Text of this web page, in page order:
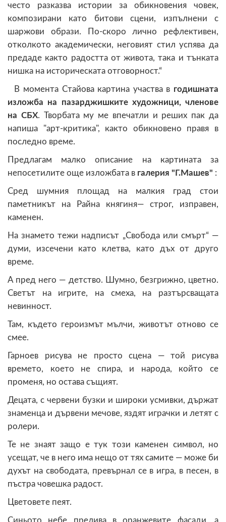
често разказва истории за обикновения човек,
композирани като битови сцени, изпълнени с
шаржови образи. По-скоро лично рефлективен,
отколкото академически, неговият стил успява да
предаде както радостта от живота, така и тънката
нишка на историческата отговорност.“
В момента Стайова картина участва в годишната
изложба на пазарджишките художници, членове
на СБХ. Творбата му ме впечатли и реших пак да
напиша "арт-критика", както обикновено правя в
последно време.
Предлагам малко описание на картината за
непосетилите още изложбата в галерия "Г.Машев" :
Сред шумния площад на малкия град стои
паметникът на Райна княгиня— строг, изправен,
каменен.
На знамето тежи надписът „Свобода или смърт“ —
думи, изсечени като клетва, като дъх от друго
време.
А пред него — детство. Шумно, безгрижно, цветно.
Светът на игрите, на смеха, на разтърсващата
невинност.
Там, където героизмът мълчи, животът отново се
смее.
Гарноев рисува не просто сцена — той рисува
времето, което не спира, и народа, който се
променя, но остава същият.
Децата, с червени бузки и широки усмивки, държат
знаменца и дървени мечове, яздят играчки и летят с
ролери.
Те не знаят защо е тук този каменен символ, но
усещат, че в него има нещо от тях самите — може би
духът на свободата, превърнал се в игра, в песен, в
пъстра човешка радост.
Цветовете пеят.
Синьото небе прелива в оранжевите фасади, а